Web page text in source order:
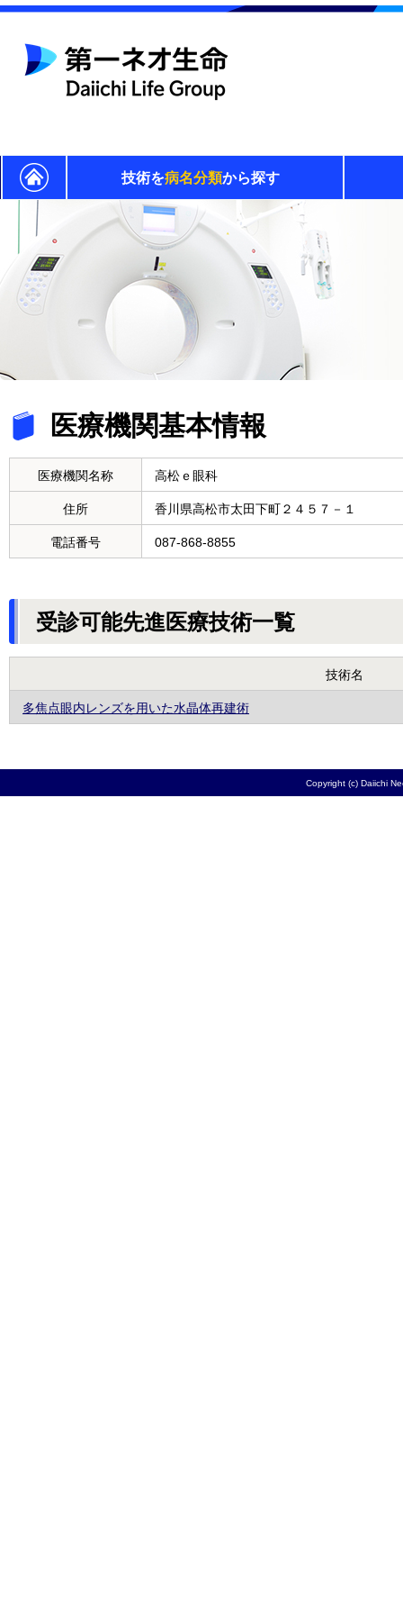
技術を病名分類から探す
医療機関基本情報
医療機関名称 高松ｅ眼科
住所 香川県高松市太田下町２４５７－１
電話番号 087-868-8855
受診可能先進医療技術一覧
技術名
多焦点眼内レンズを用いた水晶体再建術
Copyright (c) Daiichi